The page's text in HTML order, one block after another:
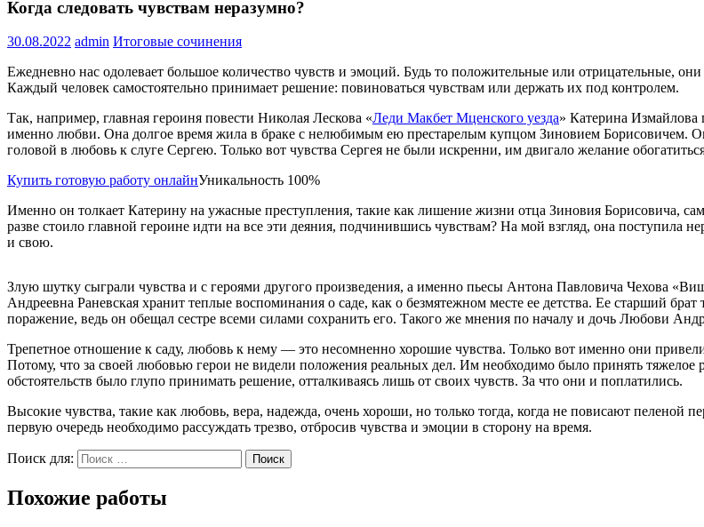
Когда следовать чувствам неразумно?
30.08.2022 admin Итоговые сочинения
Ежедневно нас одолевает большое количество чувств и эмоций. Будь то положительные или отрицательные,
Каждый человек самостоятельно принимает решение: повиноваться чувствам или держать их под контролем.
Так, например, главная героиня повести Николая Лескова «Леди Макбет Мценского уезда» Катерина Измайлова
именно любви. Она долгое время жила в браке с нелюбимым ею престарелым купцом Зиновием Борисовичем.
головой в любовь к слуге Сергею. Только вот чувства Сергея не были искренни, им двигало желание
Купить готовую работу онлайнУникальность 100%
Именно он толкает Катерину на ужасные преступления, такие как лишение жизни отца Зиновия Борисовича,
разве стоило главной героине идти на все эти деяния, подчинившись чувствам? На мой взгляд, она поступила
и свою.
Злую шутку сыграли чувства и с героями другого произведения, а именно пьесы Антона Павловича Чехова
Андреевна Раневская хранит теплые воспоминания о саде, как о безмятежном месте ее детства. Ее старший
поражение, ведь он обещал сестре всеми силами сохранить его. Такого же мнения по началу и дочь Любови
Трепетное отношение к саду, любовь к нему — это несомненно хорошие чувства. Только вот именно они
Потому, что за своей любовью герои не видели положения реальных дел. Им необходимо было принять тяжелое
обстоятельств было глупо принимать решение, отталкиваясь лишь от своих чувств. За что они и поплатились.
Высокие чувства, такие как любовь, вера, надежда, очень хороши, но только тогда, когда не повисают пеленой
первую очередь необходимо рассуждать трезво, отбросив чувства и эмоции в сторону на время.
Поиск для: Поиск
Похожие работы